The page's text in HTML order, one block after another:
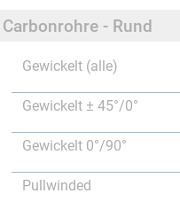
- Rund
Gewickelt (alle)
Gewickelt ± 45°/0°
Gewickelt 0°/90°
Pullwinded